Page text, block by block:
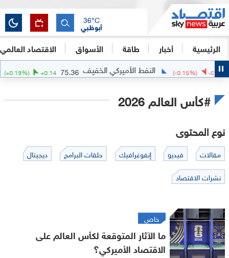
الرئيسية أخبار طاقة الأسواق الاقتصاد العالمي
أبوظبي
36°C
-0.12
( -0.15%) النفط الأميركي الخفيف 75.36
+0.14
(+0.19%)
#كأس العالم 2026
نوع المحتوى
مقالات فيديو إنفوغرافيك حلقات البرامج
ديجيتال
نشرات الاقتصاد
خاص
ما الآثار المتوقعة لكأس العالم على
الاقتصاد الأميركي؟